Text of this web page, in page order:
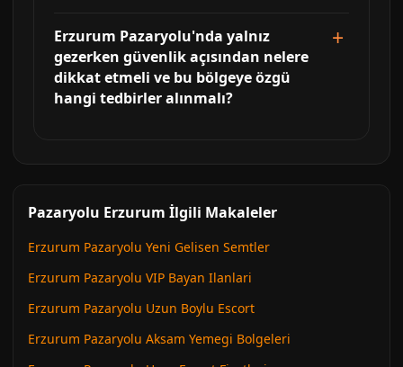
Erzurum Pazaryolu'nda yalnız
gezerken güvenlik açısından nelere
dikkat etmeli ve bu bölgeye özgü
hangi tedbirler alınmalı?
Pazaryolu Erzurum İlgili Makaleler
Erzurum Pazaryolu Yeni Gelisen Semtler
Erzurum Pazaryolu VIP Bayan Ilanlari
Erzurum Pazaryolu Uzun Boylu Escort
Erzurum Pazaryolu Aksam Yemegi Bolgeleri